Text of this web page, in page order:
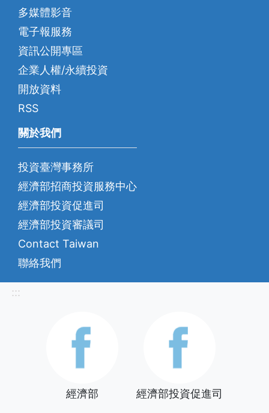
多媒體影音
電子報服務
資訊公開專區
企業人權/永續投資
開放資料
RSS
關於我們
投資臺灣事務所
經濟部招商投資服務中心
經濟部投資促進司
經濟部投資審議司
Contact Taiwan
聯絡我們
:::
經濟部 經濟部投資促進司